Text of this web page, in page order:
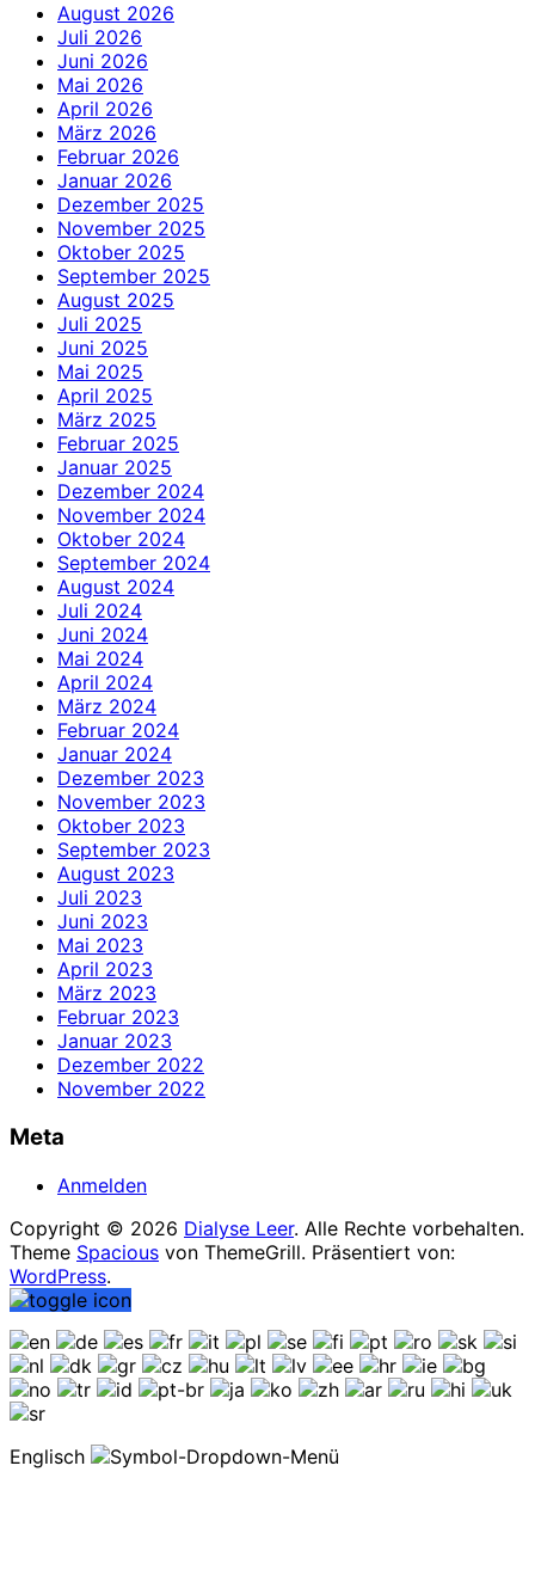
August 2026
Juli 2026
Juni 2026
Mai 2026
April 2026
März 2026
Februar 2026
Januar 2026
Dezember 2025
November 2025
Oktober 2025
September 2025
August 2025
Juli 2025
Juni 2025
Mai 2025
April 2025
März 2025
Februar 2025
Januar 2025
Dezember 2024
November 2024
Oktober 2024
September 2024
August 2024
Juli 2024
Juni 2024
Mai 2024
April 2024
März 2024
Februar 2024
Januar 2024
Dezember 2023
November 2023
Oktober 2023
September 2023
August 2023
Juli 2023
Juni 2023
Mai 2023
April 2023
März 2023
Februar 2023
Januar 2023
Dezember 2022
November 2022
Meta
Anmelden
Copyright © 2026 Dialyse Leer. Alle Rechte vorbehalten.
Theme Spacious von ThemeGrill. Präsentiert von:
WordPress.
Englisch